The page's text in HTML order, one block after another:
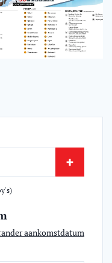
+
aankomstdatum